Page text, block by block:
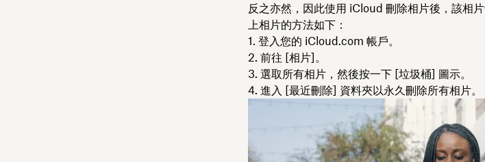
反之亦然，因此使用 iCloud 刪除相片後，該相
上相片的方法如下：
登入您的 iCloud.com 帳戶。
前往 [相片]。
選取所有相片，然後按一下 [垃圾桶] 圖示。
進入 [最近刪除] 資料夾以永久刪除所有相片。